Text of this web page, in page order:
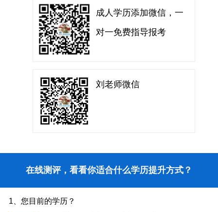
成人学历添加微信，一
对一免费指导报考
刘老师微信
在线测评，看看你适合什么学历提升方式？
1、您目前的学历？